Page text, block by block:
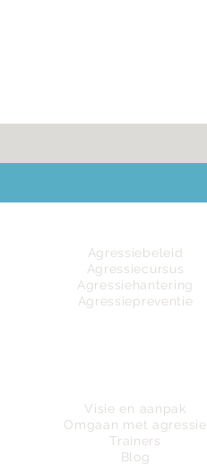
Agressiebeleid
Agressiecursus
Agressiehantering
Agressiepreventie
Visie en aanpak
Omgaan met agressie
Trainers
Blog